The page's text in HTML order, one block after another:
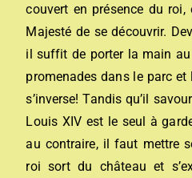
couvert en présence du roi,
Majesté de se découvrir.
il suffit de porter la main
promenades dans le parc et
s’inverse! Tandis qu’il
Louis XIV est le seul à
au contraire, il faut mettre
roi sort du château et